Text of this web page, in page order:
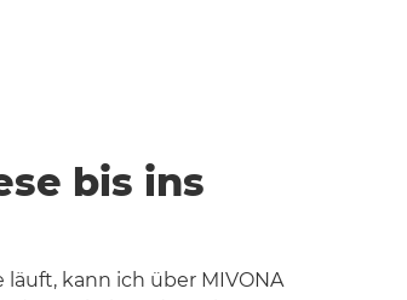
bis ins
kann ich über MIVONA